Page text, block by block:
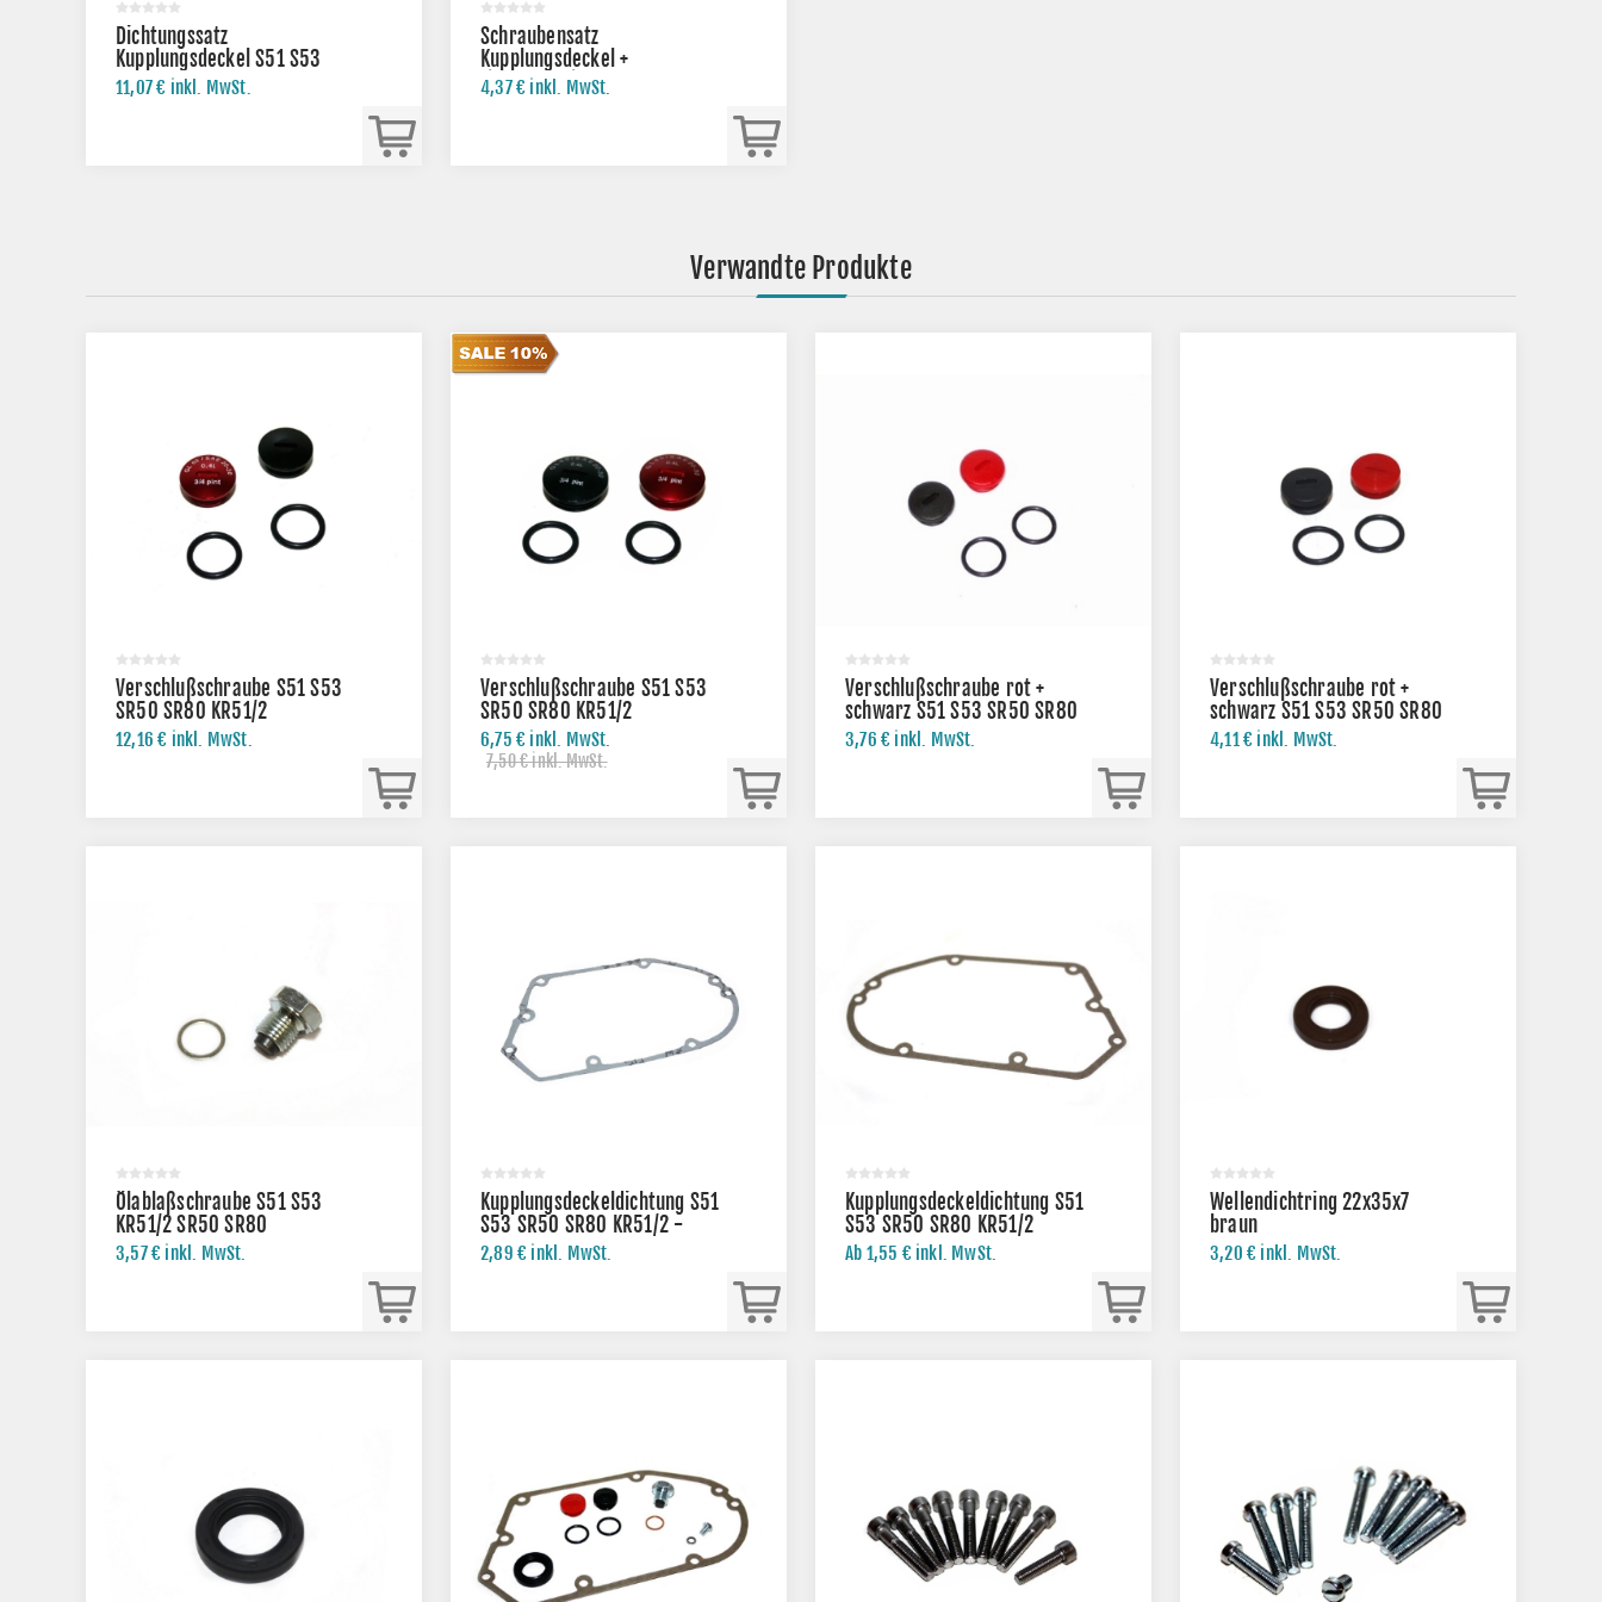
Dichtungssatz
Kupplungsdeckel S51 S53
SR50 KR51/2
11,07 € inkl. MwSt.
Schraubensatz
Kupplungsdeckel +
Lichtmaschinendeckel
Simson S51 S53 SR50 SR80
4,37 € inkl. MwSt.
Verwandte Produkte
Verschlußschraube S51 S53
SR50 SR80 KR51/2
12,16 € inkl. MwSt.
Verschlußschraube S51 S53
SR50 SR80 KR51/2
6,75 € inkl. MwSt.
7,50 € inkl. MwSt.
Verschlußschraube rot +
schwarz S51 S53 SR50 SR80
KR51/2
3,76 € inkl. MwSt.
Verschlußschraube rot +
schwarz S51 S53 SR50 SR80
KR51/2
4,11 € inkl. MwSt.
Ölablaßschraube S51 S53
KR51/2 SR50 SR80
3,57 € inkl. MwSt.
Kupplungsdeckeldichtung S51
S53 SR50 SR80 KR51/2 -
KLINGERIT
2,89 € inkl. MwSt.
Kupplungsdeckeldichtung S51
S53 SR50 SR80 KR51/2
Ab 1,55 € inkl. MwSt.
Wellendichtring 22x35x7
braun
3,20 € inkl. MwSt.